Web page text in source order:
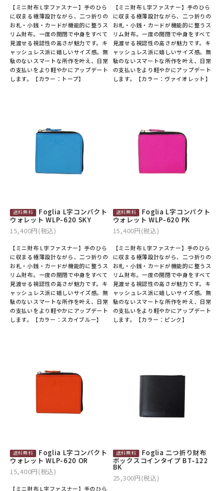
【ミニ財布 L字ファスナー】手のひら
に収まる極薄設計ながら、二つ折りの
お札・小銭・カードが機能的に整うス
リム財布。一度の開閉で中身をすべて
見渡せる視認性の高さが魅力です。キ
ャッシュレス派に嬉しいサイズ感。無
駄のないスマートな所作を叶え、日常
の支払いをより軽やかにアップデート
します。【カラー：トープ】
【ミニ財布 L字ファスナー】手のひら
に収まる極薄設計ながら、二つ折りの
お札・小銭・カードが機能的に整うス
リム財布。一度の開閉で中身をすべて
見渡せる視認性の高さが魅力です。キ
ャッシュレス派に嬉しいサイズ感。無
駄のないスマートな所作を叶え、日常
の支払いをより軽やかにアップデート
します。【カラー：ヴァイオレット】
Foglia L字コンパクト
ウォレット WLP-620 SKY
15,400円(税込)
【ミニ財布 L字ファスナー】手のひら
に収まる極薄設計ながら、二つ折りの
お札・小銭・カードが機能的に整うス
リム財布。一度の開閉で中身をすべて
見渡せる視認性の高さが魅力です。キ
ャッシュレス派に嬉しいサイズ感。無
駄のないスマートな所作を叶え、日常
の支払いをより軽やかにアップデート
します。【カラー：スカイブルー】
Foglia L字コンパクト
ウォレット WLP-620 PK
15,400円(税込)
【ミニ財布 L字ファスナー】手のひら
に収まる極薄設計ながら、二つ折りの
お札・小銭・カードが機能的に整うス
リム財布。一度の開閉で中身をすべて
見渡せる視認性の高さが魅力です。キ
ャッシュレス派に嬉しいサイズ感。無
駄のないスマートな所作を叶え、日常
の支払いをより軽やかにアップデート
します。【カラー：ピンク】
Foglia L字コンパクト
ウォレット WLP-620 OR
15,400円(税込)
【ミニ財布 L字ファスナー】手のひら
Foglia 二つ折り財布
ボックスコインタイプ BT-122
BK
25,300円(税込)